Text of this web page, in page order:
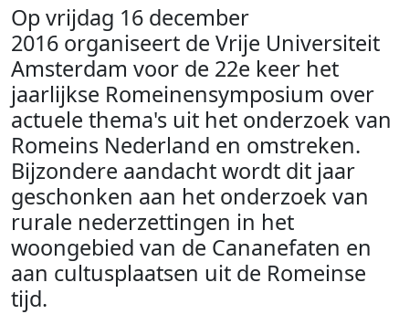
Op vrijdag 16 december
2016 organiseert de Vrije Universiteit
Amsterdam voor de 22e keer het
jaarlijkse Romeinensymposium over
actuele thema's uit het onderzoek van
Romeins Nederland en omstreken.
Bijzondere aandacht wordt dit jaar
geschonken aan het onderzoek van
rurale nederzettingen in het
woongebied van de Cananefaten en
aan cultusplaatsen uit de Romeinse
tijd.